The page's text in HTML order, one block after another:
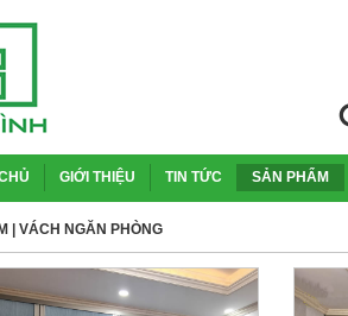
GIỚI THIỆU TIN TỨC SẢN PHẨM
| VÁCH NGĂN PHÒNG